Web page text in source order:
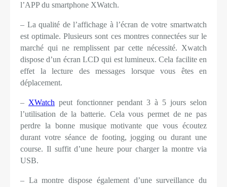
l’APP du smartphone XWatch.
– La qualité de l’affichage à l’écran de votre smartwatch
est optimale. Plusieurs sont ces montres connectées sur le
marché qui ne remplissent par cette nécessité. Xwatch
dispose d’un écran LCD qui est lumineux. Cela facilite en
effet la lecture des messages lorsque vous êtes en
déplacement.
– XWatch peut fonctionner pendant 3 à 5 jours selon
l’utilisation de la batterie. Cela vous permet de ne pas
perdre la bonne musique motivante que vous écoutez
durant votre séance de footing, jogging ou durant une
course. Il suffit d’une heure pour charger la montre via
USB.
– La montre dispose également d’une surveillance du